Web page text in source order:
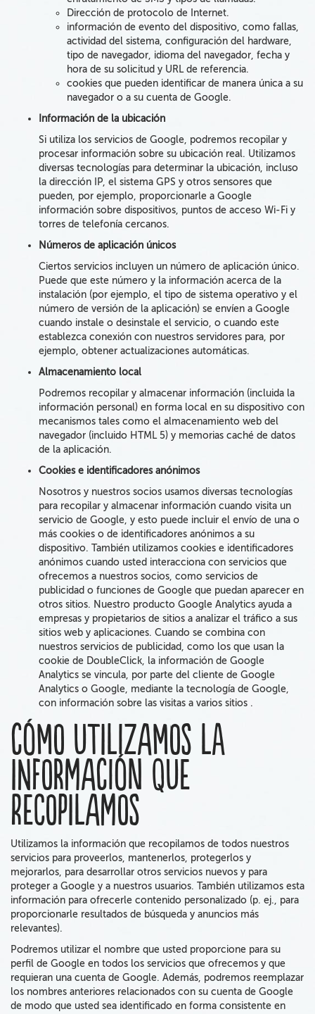
Dirección de protocolo de Internet.
información de evento del dispositivo, como fallas,
actividad del sistema, configuración del hardware,
tipo de navegador, idioma del navegador, fecha y
hora de su solicitud y URL de referencia.
cookies que pueden identificar de manera única a su
navegador o a su cuenta de Google.
Información de la ubicación
Si utiliza los servicios de Google, podremos recopilar y
procesar información sobre su ubicación real. Utilizamos
diversas tecnologías para determinar la ubicación, incluso
la dirección IP, el sistema GPS y otros sensores que
pueden, por ejemplo, proporcionarle a Google
información sobre dispositivos, puntos de acceso Wi-Fi y
torres de telefonía cercanos.
Números de aplicación únicos
Ciertos servicios incluyen un número de aplicación único.
Puede que este número y la información acerca de la
instalación (por ejemplo, el tipo de sistema operativo y el
número de versión de la aplicación) se envíen a Google
cuando instale o desinstale el servicio, o cuando este
establezca conexión con nuestros servidores para, por
ejemplo, obtener actualizaciones automáticas.
Almacenamiento local
Podremos recopilar y almacenar información (incluida la
información personal) en forma local en su dispositivo con
mecanismos tales como el almacenamiento web del
navegador (incluido HTML 5) y memorias caché de datos
de la aplicación.
Cookies e identificadores anónimos
Nosotros y nuestros socios usamos diversas tecnologías
para recopilar y almacenar información cuando visita un
servicio de Google, y esto puede incluir el envío de una o
más cookies o de identificadores anónimos a su
dispositivo. También utilizamos cookies e identificadores
anónimos cuando usted interacciona con servicios que
ofrecemos a nuestros socios, como servicios de
publicidad o funciones de Google que puedan aparecer en
otros sitios. Nuestro producto Google Analytics ayuda a
empresas y propietarios de sitios a analizar el tráfico a sus
sitios web y aplicaciones. Cuando se combina con
nuestros servicios de publicidad, como los que usan la
cookie de DoubleClick, la información de Google
Analytics se vincula, por parte del cliente de Google
Analytics o Google, mediante la tecnología de Google,
con información sobre las visitas a varios sitios .
Cómo utilizamos la
información que
recopilamos
Utilizamos la información que recopilamos de todos nuestros
servicios para proveerlos, mantenerlos, protegerlos y
mejorarlos, para desarrollar otros servicios nuevos y para
proteger a Google y a nuestros usuarios. También utilizamos esta
información para ofrecerle contenido personalizado (p. ej., para
proporcionarle resultados de búsqueda y anuncios más
relevantes).
Podremos utilizar el nombre que usted proporcione para su
perfil de Google en todos los servicios que ofrecemos y que
requieran una cuenta de Google. Además, podremos reemplazar
los nombres anteriores relacionados con su cuenta de Google
de modo que usted sea identificado en forma consistente en